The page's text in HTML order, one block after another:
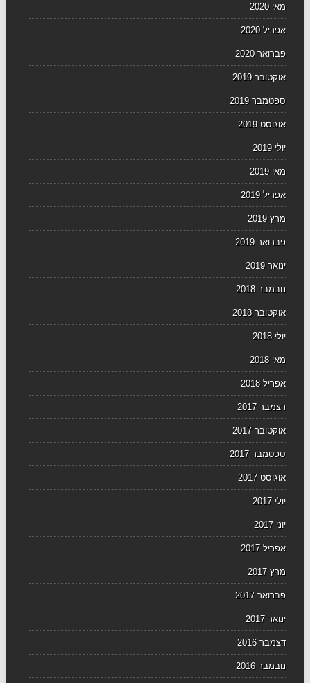
מאי 2020
אפריל 2020
פברואר 2020
אוקטובר 2019
ספטמבר 2019
אוגוסט 2019
יולי 2019
מאי 2019
אפריל 2019
מרץ 2019
פברואר 2019
ינואר 2019
נובמבר 2018
אוקטובר 2018
יולי 2018
מאי 2018
אפריל 2018
דצמבר 2017
אוקטובר 2017
ספטמבר 2017
אוגוסט 2017
יולי 2017
יוני 2017
אפריל 2017
מרץ 2017
פברואר 2017
ינואר 2017
דצמבר 2016
נובמבר 2016